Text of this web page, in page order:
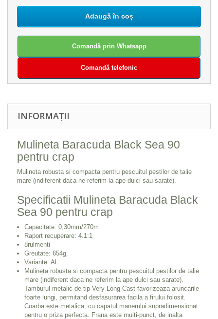
Adaugă în coș
Comandă prin Whatsapp
Comandă telefonic
INFORMAȚII
Mulineta Baracuda Black Sea 90
pentru crap
Mulineta robusta si compacta pentru pescuitul pestilor de talie
mare (indiferent daca ne referim la ape dulci sau sarate).
Specificatii Mulineta Baracuda Black
Sea 90 pentru crap
Capacitate: 0,30mm/270m
Raport recuperare: 4.1:1
8rulmenti
Greutate: 654g.
Variante: Al.
Mulineta robusta si compacta pentru pescuitul pestilor de talie
mare (indiferent daca ne referim la ape dulci sau sarate).
Tamburul metalic de tip Very Long Cast favorizeaza aruncarile
foarte lungi, permitand desfasurarea facila a firului folosit.
Coarba este metalica, cu capatul manerului supradimensionat
pentru o priza perfecta. Frana este multi-punct, de inalta